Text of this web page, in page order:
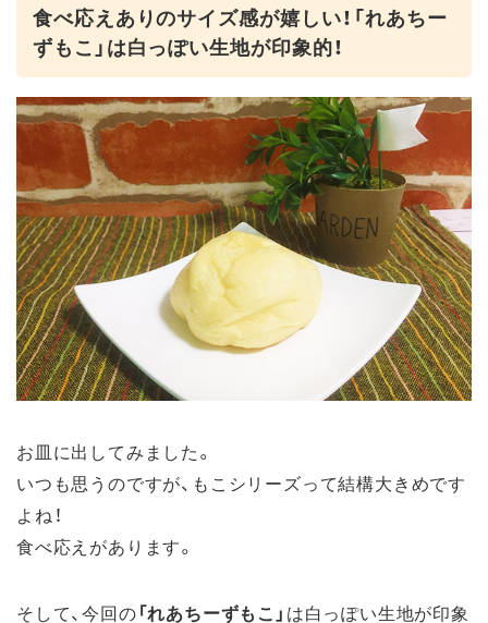
食べ応えありのサイズ感が嬉しい！「れあちー
ずもこ」は白っぽい生地が印象的！
お皿に出してみました。
いつも思うのですが、もこシリーズって結構大きめです
よね！
食べ応えがあります。
そして、今回の「れあちーずもこ」 は白っぽい生地が印象